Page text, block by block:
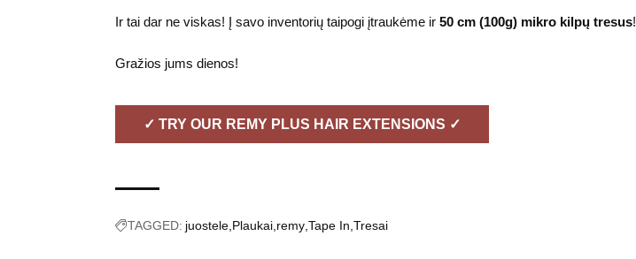
Ir tai dar ne viskas! Į savo inventorių taipogi įtraukėme ir 50 cm (100g) mikro kilpų tresus!
Gražios jums dienos!
✓ TRY OUR REMY PLUS HAIR EXTENSIONS ✓
TAGGED: juostele Plaukai remy Tape In Tresai